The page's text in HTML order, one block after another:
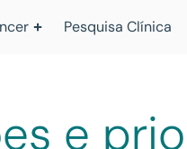
Pesquisa Clínica
e